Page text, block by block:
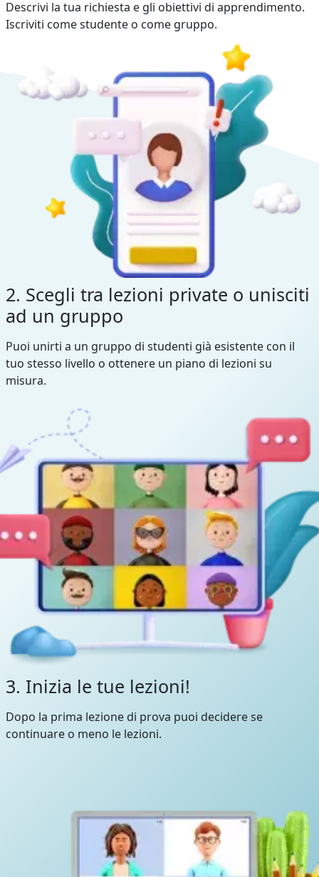
Descrivi la tua richiesta e gli obiettivi di apprendimento.
Iscriviti come studente o come gruppo.
2. Scegli tra lezioni private o unisciti
ad un gruppo
Puoi unirti a un gruppo di studenti già esistente con il
tuo stesso livello o ottenere un piano di lezioni su
misura.
3. Inizia le tue lezioni!
Dopo la prima lezione di prova puoi decidere se
continuare o meno le lezioni.